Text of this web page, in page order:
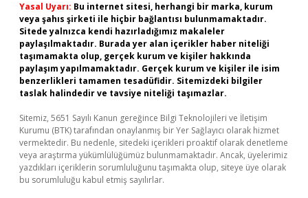
Yasal Uyarı: Bu internet sitesi, herhangi bir marka, kurum
veya şahıs şirketi ile hiçbir bağlantısı bulunmamaktadır.
Sitede yalnızca kendi hazırladığımız makaleler
paylaşılmaktadır. Burada yer alan içerikler haber niteliği
taşımamakta olup, gerçek kurum ve kişiler hakkında
paylaşım yapılmamaktadır. Gerçek kurum ve kişiler ile isim
benzerlikleri tamamen tesadüfidir. Sitemizdeki bilgiler
taslak halindedir ve tavsiye niteliği taşımazlar.
Sitemiz, 5651 Sayılı Kanun gereğince Bilgi Teknolojileri ve İletişim
Kurumu (BTK) tarafından onaylanmış bir Yer Sağlayıcı olarak hizmet
vermektedir. Bu nedenle, sitedeki içerikleri proaktif olarak denetleme
veya araştırma yükümlülüğümüz bulunmamaktadır. Ancak, üyelerimiz
yazdıkları içeriklerin sorumluluğunu taşımakta olup, siteye üye olarak
bu sorumluluğu kabul etmiş sayılırlar.